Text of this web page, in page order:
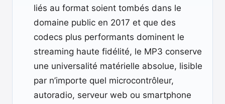
liés au format soient tombés dans le
domaine public en 2017 et que des
codecs plus performants dominent le
streaming haute fidélité, le MP3 conserve
une universalité matérielle absolue, lisible
par n’importe quel microcontrôleur,
autoradio, serveur web ou smartphone